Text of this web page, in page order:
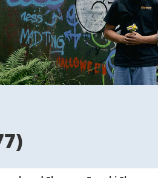
United Kingdom
)